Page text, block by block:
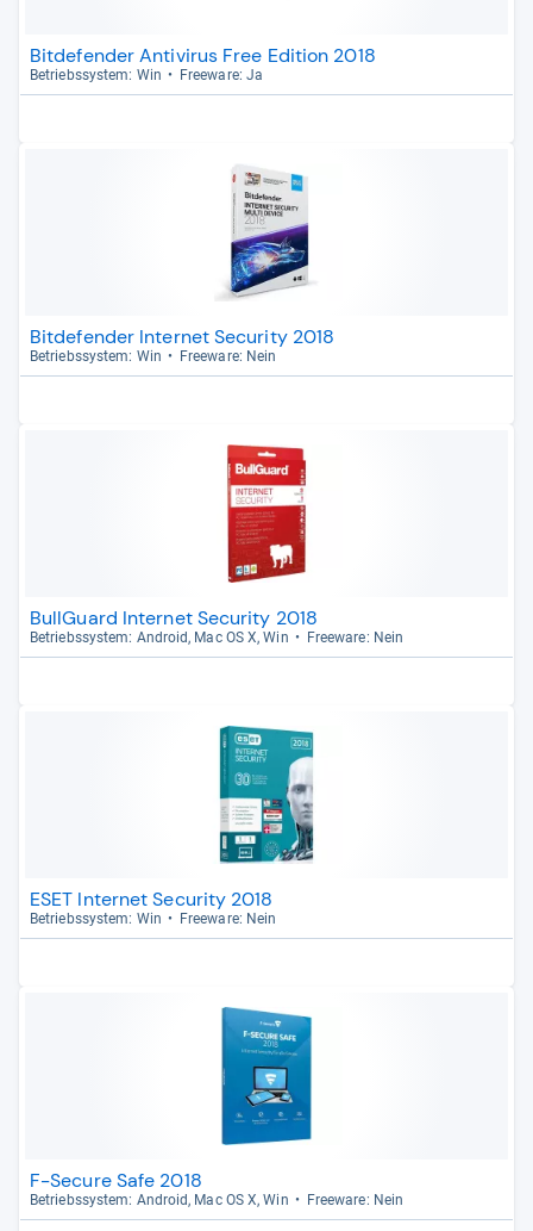
Bitdefender Antivirus Free Edition 2018
Betriebs­sys­tem: Win Free­ware: Ja
Bitdefender Internet Security 2018
Betriebs­sys­tem: Win Free­ware: Nein
BullGuard Internet Security 2018
Betriebs­sys­tem: Android, Mac OS X, Win Free­ware: Nein
ESET Internet Security 2018
Betriebs­sys­tem: Win Free­ware: Nein
F-Secure Safe 2018
Betriebs­sys­tem: Android, Mac OS X, Win Free­ware: Nein